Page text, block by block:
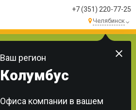
+7 (351) 220-77-25
Челябинск
Ваш регион
Колумбус
Офиса компании в вашем
БОЛЕЕ 250 ЗАКАЗОВ
ДЕНЬ!